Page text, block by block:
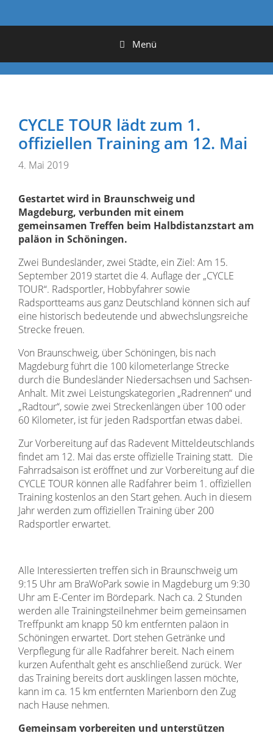
Menü
CYCLE TOUR lädt zum 1.
offiziellen Training am 12. Mai
4. Mai 2019
Gestartet wird in Braunschweig und
Magdeburg, verbunden mit einem
gemeinsamen Treffen beim Halbdistanzstart am
paläon in Schöningen.
Zwei Bundesländer, zwei Städte, ein Ziel: Am 15.
September 2019 startet die 4. Auflage der „CYCLE
TOUR“. Radsportler, Hobbyfahrer sowie
Radsportteams aus ganz Deutschland können sich auf
eine historisch bedeutende und abwechslungsreiche
Strecke freuen.
Von Braunschweig, über Schöningen, bis nach
Magdeburg führt die 100 kilometerlange Strecke
durch die Bundesländer Niedersachsen und Sachsen-
Anhalt. Mit zwei Leistungskategorien „Radrennen“ und
„Radtour“, sowie zwei Streckenlängen über 100 oder
60 Kilometer, ist für jeden Radsportfan etwas dabei.
Zur Vorbereitung auf das Radevent Mitteldeutschlands
findet am 12. Mai das erste offizielle Training statt. Die
Fahrradsaison ist eröffnet und zur Vorbereitung auf die
CYCLE TOUR können alle Radfahrer beim 1. offiziellen
Training kostenlos an den Start gehen. Auch in diesem
Jahr werden zum offiziellen Training über 200
Radsportler erwartet.
Alle Interessierten treffen sich in Braunschweig um
9:15 Uhr am BraWoPark sowie in Magdeburg um 9:30
Uhr am E-Center im Bördepark. Nach ca. 2 Stunden
werden alle Trainingsteilnehmer beim gemeinsamen
Treffpunkt am knapp 50 km entfernten paläon in
Schöningen erwartet. Dort stehen Getränke und
Verpflegung für alle Radfahrer bereit. Nach einem
kurzen Aufenthalt geht es anschließend zurück. Wer
das Training bereits dort ausklingen lassen möchte,
kann im ca. 15 km entfernten Marienborn den Zug
nach Hause nehmen.
Gemeinsam vorbereiten und unterstützen